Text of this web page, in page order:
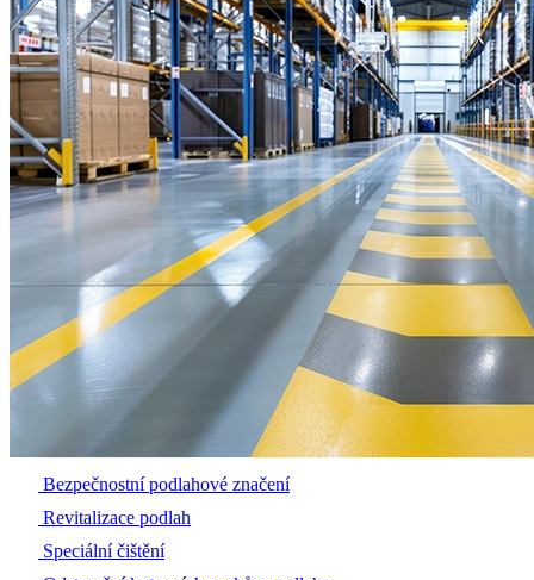
Bezpečnostní podlahové značení
Revitalizace podlah
Speciální čištění